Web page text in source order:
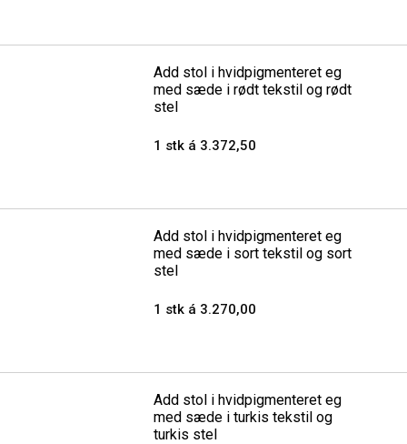
Add stol i hvidpigmenteret eg
med sæde i rødt tekstil og rødt
stel
1 stk á 3.372,50
Add stol i hvidpigmenteret eg
med sæde i sort tekstil og sort
stel
1 stk á 3.270,00
Add stol i hvidpigmenteret eg
med sæde i turkis tekstil og
turkis stel